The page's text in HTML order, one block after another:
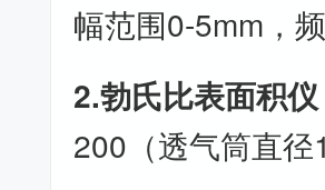
幅范围0-5mm，
2.勃氏比表面积仪
200（透气筒直